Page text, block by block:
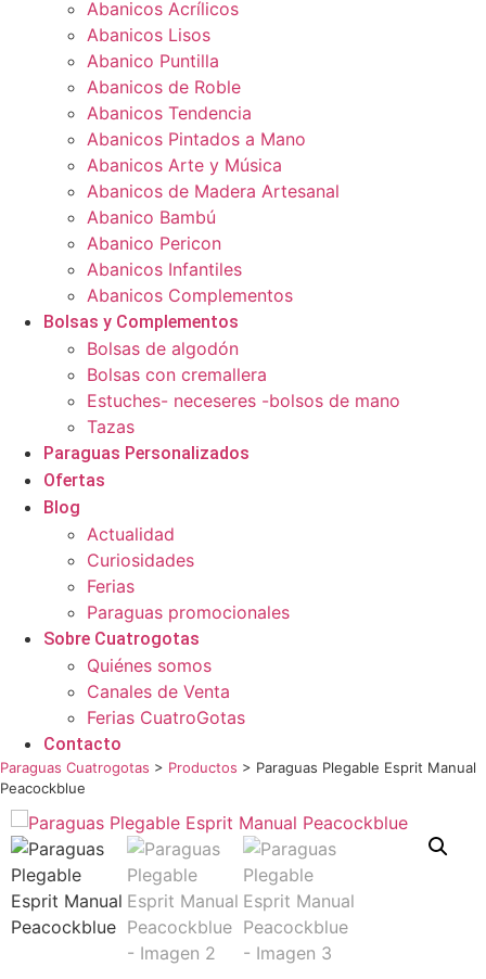
Abanicos Acrílicos
Abanicos Lisos
Abanico Puntilla
Abanicos de Roble
Abanicos Tendencia
Abanicos Pintados a Mano
Abanicos Arte y Música
Abanicos de Madera Artesanal
Abanico Bambú
Abanico Pericon
Abanicos Infantiles
Abanicos Complementos
Bolsas y Complementos
Bolsas de algodón
Bolsas con cremallera
Estuches- neceseres -bolsos de mano
Tazas
Paraguas Personalizados
Ofertas
Blog
Actualidad
Curiosidades
Ferias
Paraguas promocionales
Sobre Cuatrogotas
Quiénes somos
Canales de Venta
Ferias CuatroGotas
Contacto
Paraguas Cuatrogotas > Productos > Paraguas Plegable Esprit Manual
Peacockblue